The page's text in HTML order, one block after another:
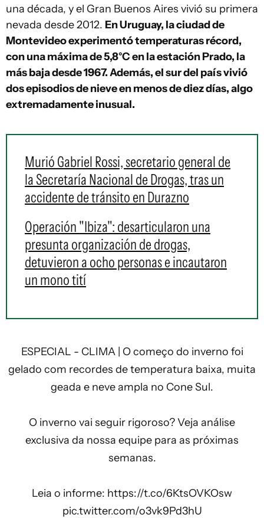
una década, y el Gran Buenos Aires vivió su primera
nevada desde 2012. En Uruguay, la ciudad de
Montevideo experimentó temperaturas récord,
con una máxima de 5,8°C en la estación Prado, la
más baja desde 1967. Además, el sur del país vivió
dos episodios de nieve en menos de diez días, algo
extremadamente inusual.
Murió Gabriel Rossi, secretario general de
la Secretaría Nacional de Drogas, tras un
accidente de tránsito en Durazno
Operación "Ibiza": desarticularon una
presunta organización de drogas,
detuvieron a ocho personas e incautaron
un mono tití
ESPECIAL - CLIMA | O começo do inverno foi
gelado com recordes de temperatura baixa, muita
geada e neve ampla no Cone Sul.
O inverno vai seguir rigoroso? Veja análise
exclusiva da nossa equipe para as próximas
semanas.
Leia o informe: https://t.co/6KtsOVKOsw
pic.twitter.com/o3vk9Pd3hU